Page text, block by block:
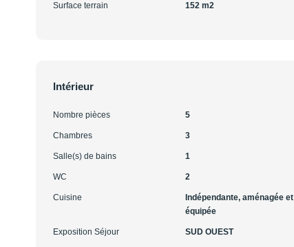
Surface terrain 152 m2
Intérieur
Nombre pièces 5
Chambres 3
Salle(s) de bains 1
WC 2
Cuisine
Indépendante, aménagée et
équipée
Exposition Séjour SUD OUEST